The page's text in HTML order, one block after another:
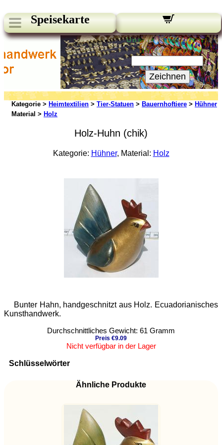
Speisekarte
Unsere Newsletter:
Ihre E-Mail:
Zeichnen
Kategorie > Heimtextilien > Tier-Statuen > Bauernhoftiere > Hühner
Material > Holz
Holz-Huhn (chik)
Kategorie: Hühner, Material: Holz
Bunter Hahn, handgeschnitzt aus Holz. Ecuadorianisches
Kunsthandwerk.
Durchschnittliches Gewicht: 61 Gramm
Preis €9.09
Nicht verfügbar in der Lager
Schlüsselwörter
Ähnliche Produkte